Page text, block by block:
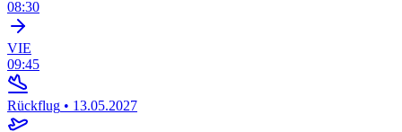
08:30
VIE
09:45
Rückflug • 13.05.2027